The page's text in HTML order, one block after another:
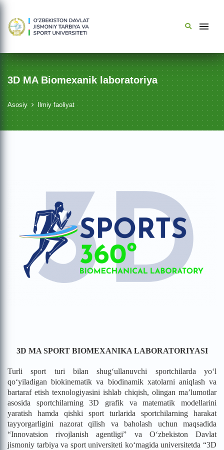
3D MA Biomexanik laboratoriya
Asosiy Ilmiy faoliyat
3D MA SPORT BIOMEXANIKA LABORATORIYASI
Turli sport turi bilan shug‘ullanuvchi sportchilarda yo‘l
qo‘yiladigan biokinematik va biodinamik xatolarni aniqlash va
bartaraf etish texnologiyasini ishlab chiqish, olingan ma’lumotlar
asosida sportchilarning 3D grafik va matematik modellarini
yaratish hamda qishki sport turlarida sportchilarning harakat
tayyorgarligini nazorat qilish va baholash uchun maqsadida
“Innovatsion rivojlanish agentligi” va O‘zbekiston Davlat
jismoniy tarbiya va sport universiteti ko‘magida universitetda “3D